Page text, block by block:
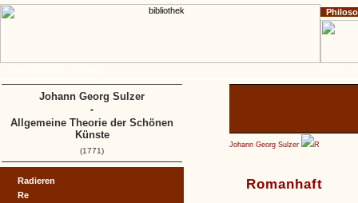
Johann Georg Sulzer R
Romanhaft
Radieren
Re
Johann Georg Sulzer
-
Allgemeine Theorie der Schönen
Künste
(1771)